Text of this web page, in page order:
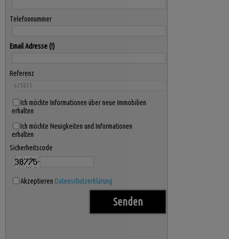
Telefonnummer
Email Adresse
Referenz
Ich möchte Informationen über neue Immobilien
erhalten
Ich möchte Neuigkeiten und Informationen
erhalten
Sicherheitscode
Akzeptieren Datenschutzerklärung